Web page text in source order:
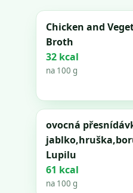
Chicken and
Broth
32 kcal
na 100 g
ovocná
Lupilu
61 kcal
na 100 g